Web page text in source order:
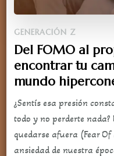
GENERACIÓN Z
Del FOMO al
encontrar tu
mundo
¿Sentís esa presión
todo y no perderte nada?
quedarse afuera (Fear
ansiedad de nuestra